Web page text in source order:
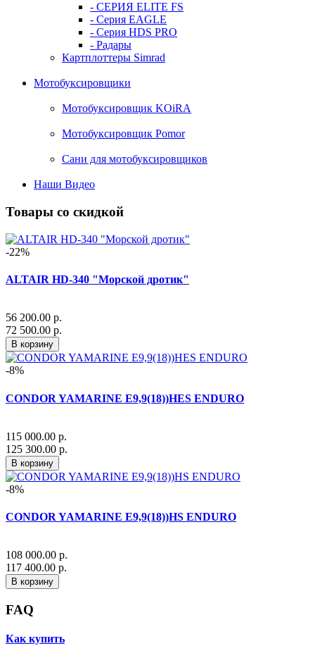
- СЕРИЯ ELITE FS
- Серия EAGLE
- Серия HDS PRO
- Радары
Картплоттеры Simrad
Мотобуксировщики
Мотобуксировщик KOiRA
Мотобуксировщик Pomor
Сани для мотобуксировщиков
Наши Видео
Товары со скидкой
-22%
ALTAIR HD-340 "Морской дротик"
56 200.00 р.
72 500.00 р.
В корзину
-8%
CONDOR YAMARINE E9,9(18))HES ENDURO
115 000.00 р.
125 300.00 р.
В корзину
-8%
CONDOR YAMARINE E9,9(18))HS ENDURO
108 000.00 р.
117 400.00 р.
В корзину
FAQ
Как купить